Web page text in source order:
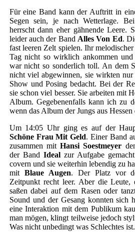
Für eine Band kann der Auftritt in
Segen sein, je nach Wetterlage.
herrscht dann eher gähnende Leere.
leider auch der Band Alles Von Ed.
fast leeren Zelt spielen. Ihr
Tag nicht so wirklich ankommen
war nicht so sonderlich toll. An dem
nicht viel abgewinnen, sie wirkten nur
Show und Posing bedacht. Bei der
sie schon viel besser. Sie arbeiten mit
Album. Gegebenenfalls kann ich zu
wenn das Album der Jungs aus Hessen
Um 14:05 Uhr ging es auf der
Schöne Frau Mit Geld. Einer Band
zusammen mitHansi Soestmeyer
der Band Ideal zur Aufgabe
covern und sie weiterhin lebendig zu
mit Blaue Augen. Der Platz vor
Zeitpunkt recht leer. Aber die Leute,
saßen dabei auf dem Rasen oder
Sound und der Gesang konnten sich
eine Interaktion mit dem Publikum
man mögen, klingt teilweise jedoch
Was nicht unbedingt was Schlechtes ist.